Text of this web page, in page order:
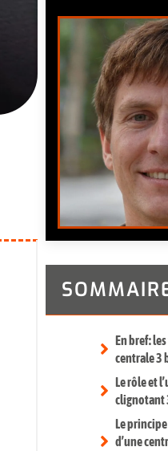
En bref :
centrale 3
Le rôle et
clignotant
Le
d’une